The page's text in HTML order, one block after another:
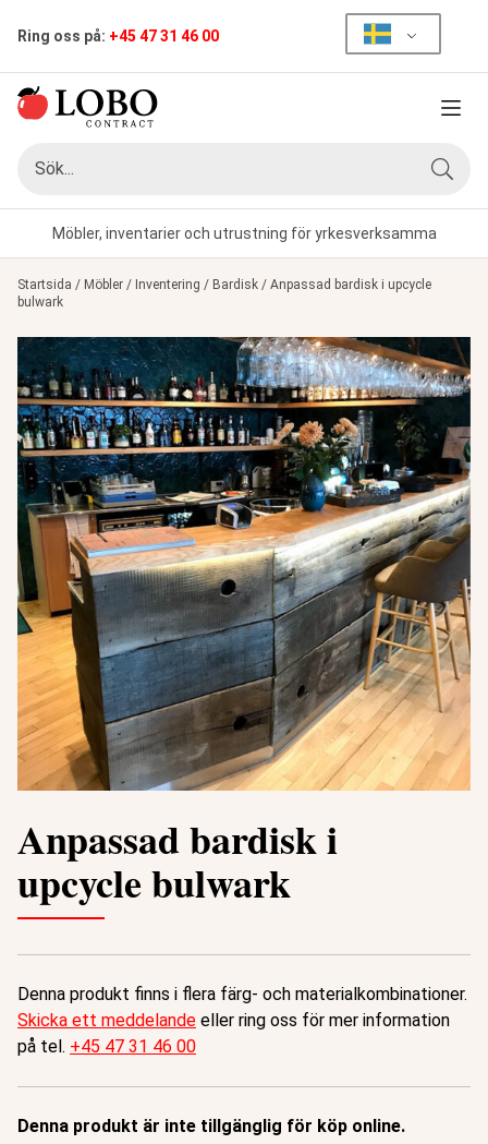
Ring oss på: +45 47 31 46 00
Meny
Sök
Möbler, inventarier och utrustning för yrkesverksamma
Startsida / Möbler / Inventering / Bardisk / Anpassad bardisk i upcycle
bulwark
Anpassad bardisk i
upcycle bulwark
Denna produkt finns i flera färg- och materialkombinationer.
Skicka ett meddelande eller ring oss för mer information
på tel. +45 47 31 46 00
Denna produkt är inte tillgänglig för köp online.